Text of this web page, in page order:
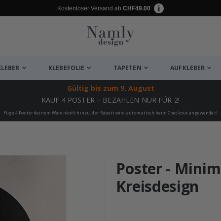
Kostenloser Versand ab CHF49.00
KLEBEFOLIE TAPETEN AUFKLEBER
Gültig bis zum 9. August
KAUF 4 POSTER – BEZAHLEN NUR FÜR 2!
Füge 4 Poster deinem Warenkorb hinzu, der Rabatt wird automatisch beim Checkout angewendet!
Poster -
Kreisdesign